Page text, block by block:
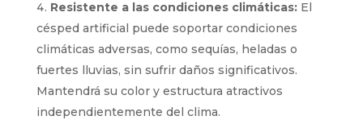
Resistente a las condiciones climáticas:El
césped artificial puede soportar condiciones
climáticas adversas, como sequías, heladas o
fuertes lluvias, sin sufrir daños significativos.
Mantendrá su color y estructura atractivos
independientemente del clima.